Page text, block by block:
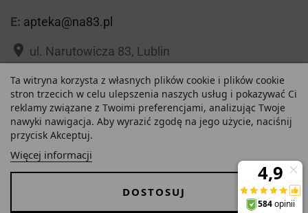
63,48 zł
- +
E: apteka@na83.pl
place ul. Narutowicza 83, Lublin
placeul. 1 Maja 36, Lublin
Ta witryna korzysta z własnych plików cookie i plików cookie
stron trzecich w celu ulepszenia naszych usług i pokazywać Ci
reklamy związane z Twoimi preferencjami, analizując Twoje
nawyki nawigacja. Aby wyrazić zgodę na jego użycie, naciśnij
przycisk Akceptuj.
Więcej informacji
DOSTOSUJ
O nas Zezwolenie
FAQ